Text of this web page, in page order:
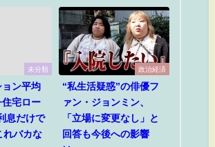
未分類
ン平均
宅ロー
息だけで
れバカな
政治経済
“私生活疑惑”の俳優フ
ァン・ジョンミン、
「立場に変更なし」と
回答も今後への影響